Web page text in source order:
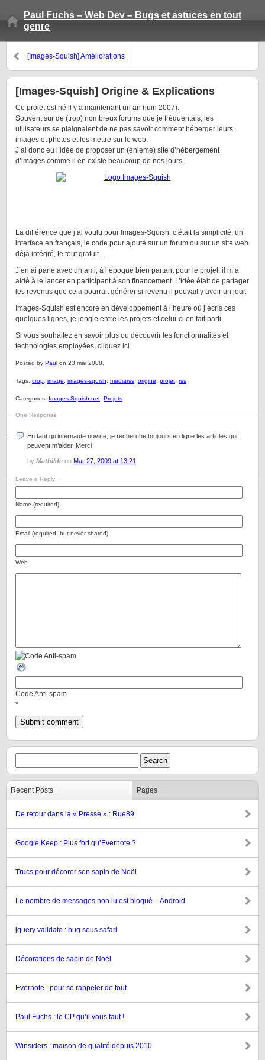
Paul Fuchs – Web Dev – Bugs et astuces en tout
genre
[Images-Squish] Améliorations
[Images-Squish] Origine & Explications
Ce projet est né il y a maintenant un an (juin 2007).
Souvent sur de (trop) nombreux forums que je fréquentais, les
utilisateurs se plaignaient de ne pas savoir comment héberger leurs
images et photos et les mettre sur le web.
J’ai donc eu l’idée de proposer un (énième) site d’hébergement
d’images comme il en existe beaucoup de nos jours.
La différence que j’ai voulu pour Images-Squish, c’était la simplicité, un
interface en français, le code pour ajouté sur un forum ou sur un site web
déjà intégré, le tout gratuit…
J’en ai parlé avec un ami, à l’époque bien partant pour le projet, il m’a
aidé à le lancer en participant à son financement. L’idée était de partager
les revenus que cela pourrait générer si revenu il pouvait y avoir un jour.
Images-Squish est encore en développement à l’heure où j’écris ces
quelques lignes, je jongle entre les projets et celui-ci en fait parti.
Si vous souhaitez en savoir plus ou découvrir les fonctionnalités et
technologies employées, cliquez ici
Posted by Paul on 23 mai 2008.
Tags: crop image images-squish mediarss origine projet rss
Categories: Images-Squish.net Projets
One Response
En tant qu’internaute novice, je recherche toujours en ligne les articles qui
peuvent m’aider. Merci
by Mathilde on Mar 27, 2009 at 13:21
Leave a Reply
Name (required)
Email (required, but never shared)
Web
Code Anti-spam
*
Recent Posts Pages
De retour dans la « Presse » : Rue89
Google Keep : Plus fort qu’Evernote ?
Trucs pour décorer son sapin de Noël
Le nombre de messages non lu est bloqué – Android
jquery validate : bug sous safari
Décorations de sapin de Noël
Evernote : pour se rappeler de tout
Paul Fuchs : le CP qu’il vous faut !
Winsiders : maison de qualité depuis 2010